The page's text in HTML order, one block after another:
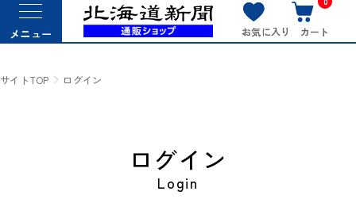
メニュー お気に入り カート
サイトTOP ログイン
ログイン
Login